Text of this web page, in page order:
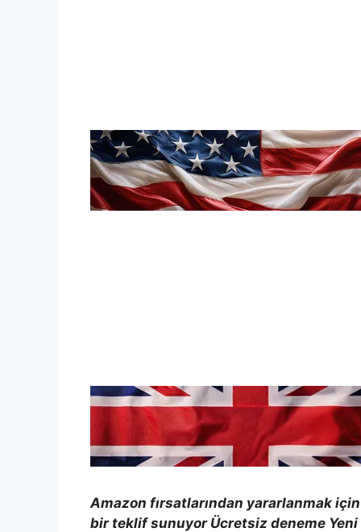
Amazon fırsatlarından yararlanmak
bir teklif sunuyor Ücretsiz deneme